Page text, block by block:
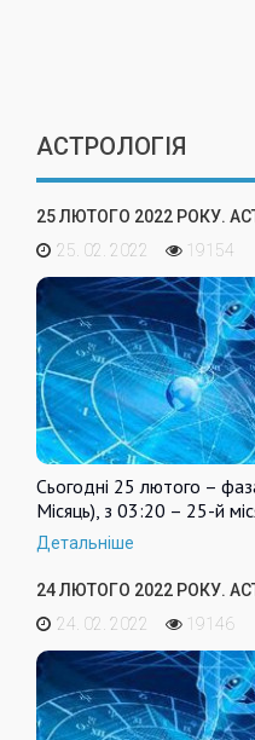
АСТРОЛОГІЯ
25 ЛЮТОГО 2022 РОКУ.
25. 02. 2022
19154
Сьогодні 25 лютого –
Місяць), з 03:20 – 25-й
Детальніше
24 ЛЮТОГО 2022 РОКУ.
24. 02. 2022
19146